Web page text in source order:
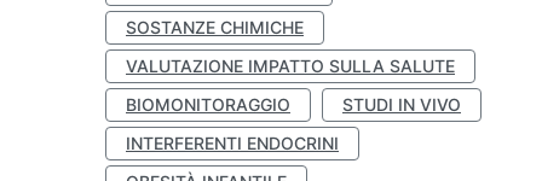
SOSTANZE CHIMICHE
VALUTAZIONE IMPATTO SULLA SALUTE
BIOMONITORAGGIO
STUDI IN VIVO
INTERFERENTI ENDOCRINI